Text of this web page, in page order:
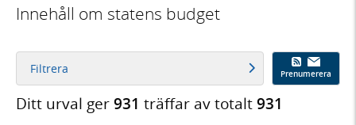
Innehåll om statens budget
Filtrera Prenumerera
Ditt urval ger931 träffar av totalt931